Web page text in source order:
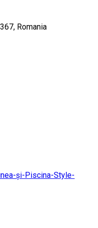
Romania
și-Piscina-Style-